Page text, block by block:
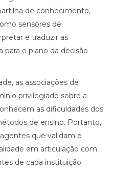
de conhecimento,
sensores de
e traduzir as
para o plano da decisão
as associações de
privilegiado sobre a
as dificuldades dos
de ensino. Portanto,
que validam e
em articulação com
de cada instituição.